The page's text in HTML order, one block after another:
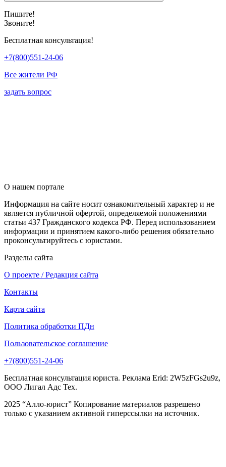
Пишите!
Звоните!
Бесплатная консультация!
+7(800)551-24-06
Все жители РФ
задать вопрос
О нашем портале
Информация на сайте носит ознакомительный характер и не
является публичной офертой, определяемой положениями
статьи 437 Гражданского кодекса РФ. Перед использованием
информации и принятием какого-либо решения обязательно
проконсультируйтесь с юристами.
Разделы сайта
О проекте / Редакция сайта
Контакты
Карта сайта
Политика обработки ПДн
Пользовательское соглашение
+7(800)551-24-06
Бесплатная консультация юриста. Реклама Erid: 2W5zFGs2u9z,
ООО Лигал Адс Тех.
2025 “Алло-юрист” Копирование материалов разрешено
только с указанием активной гиперссылки на источник.